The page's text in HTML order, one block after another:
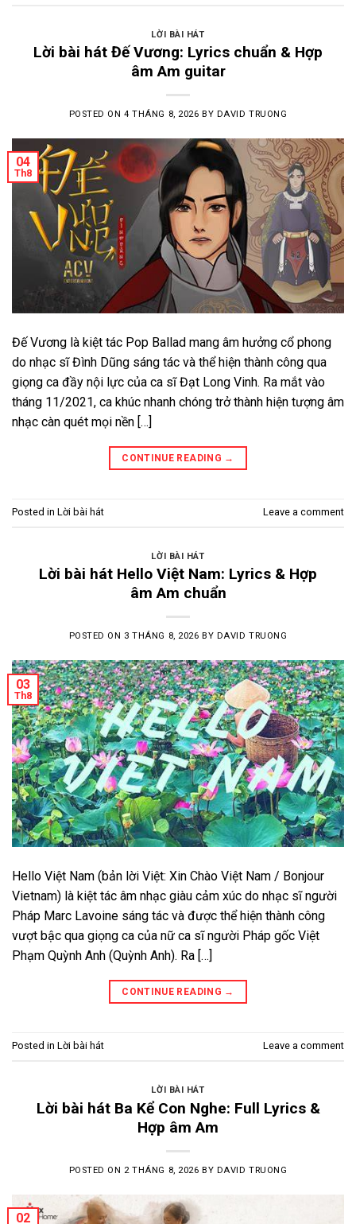
LỜI BÀI HÁT
Lời bài hát Đế Vương: Lyrics chuẩn & Hợp
âm Am guitar
POSTED ON4 THÁNG 8, 2026 BY DAVID TRUONG
04
Th8
Đế Vương là kiệt tác Pop Ballad mang âm hưởng cổ phong
do nhạc sĩ Đình Dũng sáng tác và thể hiện thành công qua
giọng ca đầy nội lực của ca sĩ Đạt Long Vinh. Ra mắt vào
tháng 11/2021, ca khúc nhanh chóng trở thành hiện tượng âm
nhạc càn quét mọi nền […]
CONTINUE READING →
Posted in Lời bài hát Leave a comment
LỜI BÀI HÁT
Lời bài hát Hello Việt Nam: Lyrics & Hợp
âm Am chuẩn
POSTED ON 3 THÁNG 8, 2026 BY DAVID TRUONG
03
Th8
Hello Việt Nam (bản lời Việt: Xin Chào Việt Nam / Bonjour
Vietnam) là kiệt tác âm nhạc giàu cảm xúc do nhạc sĩ người
Pháp Marc Lavoine sáng tác và được thể hiện thành công
vượt bậc qua giọng ca của nữ ca sĩ người Pháp gốc Việt
Phạm Quỳnh Anh (Quỳnh Anh). Ra […]
CONTINUE READING →
Posted in Lời bài hát Leave a comment
LỜI BÀI HÁT
Lời bài hát Ba Kể Con Nghe: Full Lyrics &
Hợp âm Am
POSTED ON 2 THÁNG 8, 2026 BY DAVID TRUONG
02